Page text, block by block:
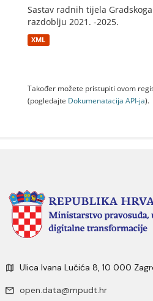
Sastav radnih tijela
razdoblju 2021. -2025.
XML
Također možete pristupiti ovom
(pogledajte Dokumenаtаcijа API-jа).